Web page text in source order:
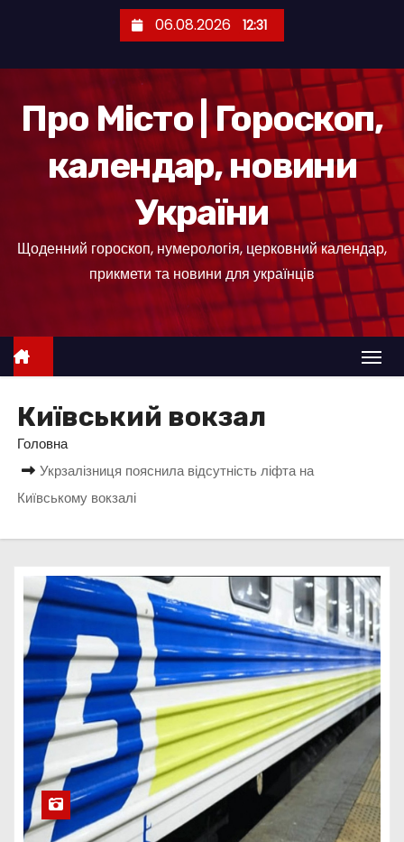
е
06.08.2026 12:31
Про Місто | Гороскоп,
календар, новини
України
Щоденний гороскоп, нумерологія, церковний календар,
прикмети та новини для українців
Київський вокзал
Головна
Укрзалізниця пояснила відсутність ліфта на
Київському вокзалі